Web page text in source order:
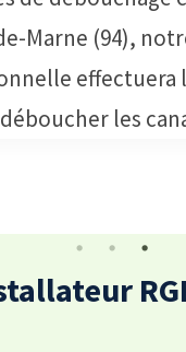
Rapide
le Dépannage de